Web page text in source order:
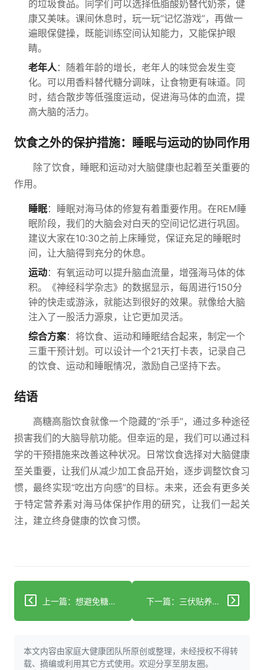
的垃圾食品。同学们可以选择低脂酸奶替代奶茶，健
康又美味。课间休息时，玩一玩“记忆游戏”，再做一
遍眼保健操，既能训练空间认知能力，又能保护眼
睛。
老年人：随着年龄的增长，老年人的味觉会发生变
化。可以用香料替代糖分调味，让食物更有味道。同
时，结合散步等低强度运动，促进海马体的血流，提
高大脑的活力。
饮食之外的保护措施：睡眠与运动的协同作用
除了饮食，睡眠和运动对大脑健康也起着至关重要的
作用。
睡眠：睡眠对海马体的修复有着重要作用。在REM睡
眠阶段，我们的大脑会对白天的空间记忆进行巩固。
建议大家在10:30之前上床睡觉，保证充足的睡眠时
间，让大脑得到充分的休息。
运动：有氧运动可以提升脑血流量，增强海马体的体
积。《神经科学杂志》的数据显示，每周进行150分
钟的快走或游泳，就能达到很好的效果。就像给大脑
注入了一股活力源泉，让它更加灵活。
综合方案：将饮食、运动和睡眠结合起来，制定一个
三重干预计划。可以设计一个21天打卡表，记录自己
的饮食、运动和睡眠情况，激励自己坚持下去。
结语
高糖高脂饮食就像一个隐藏的“杀手”，通过多种途径
损害我们的大脑导航功能。但幸运的是，我们可以通过科
学的干预措施来改善这种状况。日常饮食选择对大脑健康
至关重要，让我们从减少加工食品开始，逐步调整饮食习
惯，最终实现“吃出方向感”的目标。未来，还会有更多关
于特定营养素对海马体保护作用的研究，让我们一起关
注，建立终身健康的饮食习惯。
上一篇：想避免糖尿病足截肢？早期干预和规范管理是关键！ 下一篇：三伏贴养生很火，但你真的会用吗？
本文内容由家庭大健康团队所原创或整理，未经授权不得转
载、摘编或利用其它方式使用。欢迎分享至朋友圈。